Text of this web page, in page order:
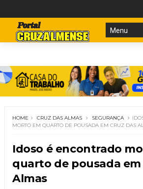
HOME CRUZ DAS ALMAS SEGURANÇA
MORTO EM QUARTO DE POUSADA EM CRUZ DAS
Idoso é encontrado
quarto de pousada em
Almas